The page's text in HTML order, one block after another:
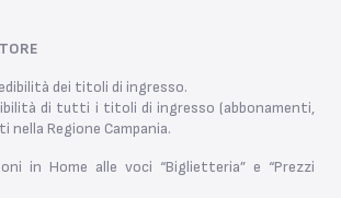
dei titoli di ingresso.
di tutti i titoli di ingresso (abbonamenti,
nella Regione Campania.
in Home alle voci “Biglietteria” e “Prezzi